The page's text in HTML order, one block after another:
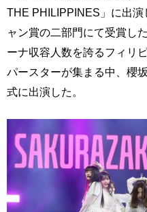
THE PHILIPPINES」に出
ャン賞の二部門にて受賞し
ーナ収容人数を誇るフィリ
パースターが集まる中、櫻
式に出演した。